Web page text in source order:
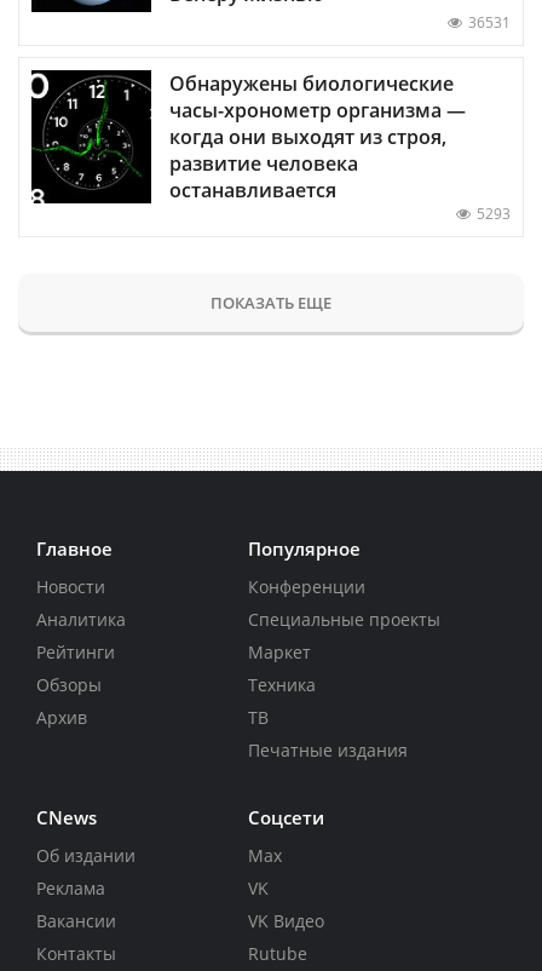
36531
Обнаружены биологические
часы-хронометр организма —
когда они выходят из строя,
развитие человека
останавливается
5293
ПОКАЗАТЬ ЕЩЕ
Главное
Новости
Аналитика
Рейтинги
Обзоры
Архив
Популярное
Конференции
Специальные проекты
Маркет
Техника
ТВ
Печатные издания
CNews
Об издании
Реклама
Вакансии
Контакты
Соцсети
Max
VK
VK Видео
Rutube